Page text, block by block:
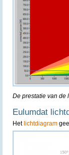
De prestatie van de
Eulumdat
Hetlichtdiagram